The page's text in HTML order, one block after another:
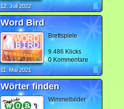
12. Juli 2022
Word Bird
Brettspiele
9.486 Klicks
0 Kommentare
11. Mai 2021
Wörter finden
Wimmelbilder